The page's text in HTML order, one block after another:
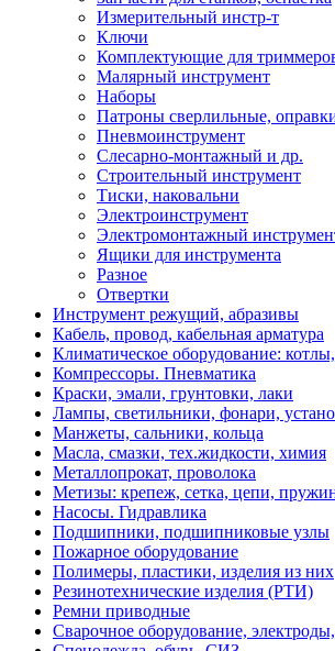
Измерительный инстр-т
Ключи
Комплектующие для
Малярный инструмент
Наборы
Патроны сверлильные,
Пневмоинструмент
Слесарно-монтажный и др.
Строительный инструмент
Тиски, наковальни
Электроинструмент
Электромонтажный
Ящики для инструмента
Разное
Отвертки
Инструмент режущий, абразивы
Кабель, провод, кабельная арматура
Климатическое оборудование:
Компрессоры. Пневматика
Краски, эмали, грунтовки, лаки
Лампы, светильники, фонари,
Манжеты, сальники, кольца
Масла, смазки, тех.жидкости, химия
Металлопрокат, проволока
Метизы: крепеж, сетка, цепи,
Насосы. Гидравлика
Подшипники, подшипниковые узлы
Пожарное оборудование
Полимеры, пластики, изделия из них
Резинотехнические изделия (РТИ)
Ремни приводные
Сварочное оборудование,